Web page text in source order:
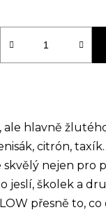
hlavně
citrón,
nejen pro
jeslí, školek a
přesně to, co